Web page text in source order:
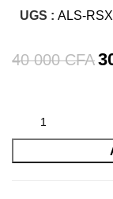
UGS : ALS-
40 000CFA